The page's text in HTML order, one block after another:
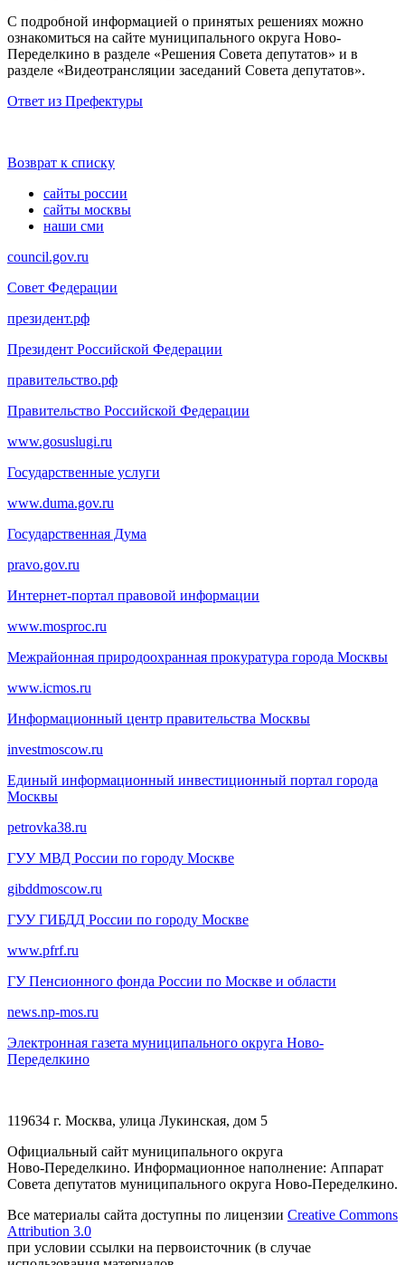
С подробной информацией о принятых решениях можно
ознакомиться на сайте муниципального округа Ново-
Переделкино в разделе «Решения Совета депутатов» и в
разделе «Видеотрансляции заседаний Совета депутатов».
Ответ из Префектуры
Возврат к списку
сайты россии
сайты москвы
наши сми
council.gov.ru
Совет Федерации
президент.рф
Президент Российской Федерации
правительство.рф
Правительство Российской Федерации
www.gosuslugi.ru
Государственные услуги
www.duma.gov.ru
Государственная Дума
pravo.gov.ru
Интернет-портал правовой информации
www.mosproc.ru
Межрайонная природоохранная прокуратура города Москвы
www.icmos.ru
Информационный центр правительства Москвы
investmoscow.ru
Единый информационный инвестиционный портал города
Москвы
petrovka38.ru
ГУУ МВД России по городу Москве
gibddmoscow.ru
ГУУ ГИБДД России по городу Москве
www.pfrf.ru
ГУ Пенсионного фонда России по Москве и области
news.np-mos.ru
Электронная газета муниципального округа Ново-
Переделкино
119634 г. Москва, улица Лукинская, дом 5
Официальный сайт муниципального округа
Ново-Переделкино. Информационное наполнение: Аппарат
Совета депутатов муниципального округа Ново-Переделкино.
Все материалы сайта доступны по лицензии Creative Commons
Attribution 3.0
при условии ссылки на первоисточник (в случае